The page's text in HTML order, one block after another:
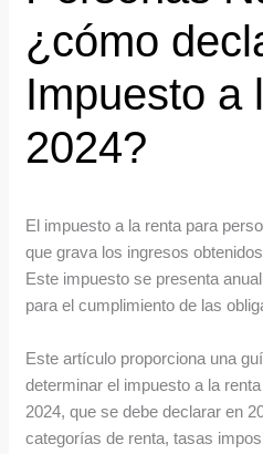
¿cómo
Impuesto a
2024?
El impuesto a la renta para
que grava los ingresos
Este impuesto se presenta
para el cumplimiento de las
Este artículo proporciona una
determinar el impuesto a la
2024, que se debe declarar en
categorías de renta, tasas